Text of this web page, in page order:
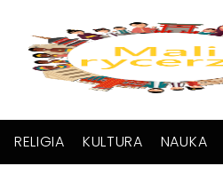
RELIGIA KULTURA NAUKA